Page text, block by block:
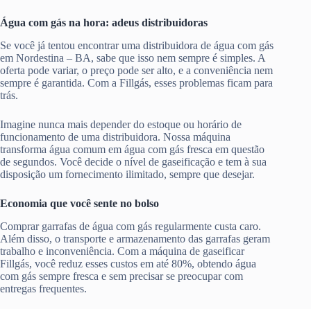
Água com gás na hora: adeus distribuidoras
Se você já tentou encontrar uma distribuidora de água com gás
em Nordestina – BA, sabe que isso nem sempre é simples. A
oferta pode variar, o preço pode ser alto, e a conveniência nem
sempre é garantida. Com a Fillgás, esses problemas ficam para
trás.
Imagine nunca mais depender do estoque ou horário de
funcionamento de uma distribuidora. Nossa máquina
transforma água comum em água com gás fresca em questão
de segundos. Você decide o nível de gaseificação e tem à sua
disposição um fornecimento ilimitado, sempre que desejar.
Economia que você sente no bolso
Comprar garrafas de água com gás regularmente custa caro.
Além disso, o transporte e armazenamento das garrafas geram
trabalho e inconveniência. Com a máquina de gaseificar
Fillgás, você reduz esses custos em até 80%, obtendo água
com gás sempre fresca e sem precisar se preocupar com
entregas frequentes.